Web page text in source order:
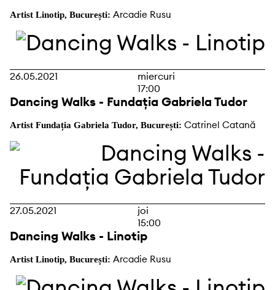
Artist Linotip, București: Arcadie Rusu
26.05.2021
miercuri
17:00
Dancing Walks - Fundația Gabriela Tudor
Artist Fundația Gabriela Tudor, București: Catrinel Catană
27.05.2021
joi
15:00
Dancing Walks - Linotip
Artist Linotip, București: Arcadie Rusu